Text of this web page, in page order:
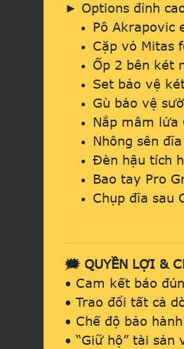
► Options đỉnh
Pô Akrapovic
Cặp vỏ Mitas
Ốp 2 bên két
Set bảo vệ
Gù bảo vệ
Nắp mâm lửa
Nhông sên đĩa
Đèn hậu tích
Bao tay Pro
Chụp đĩa sau
🗯️ QUYỀN LỢI &
• Cam kết báo
• Trao đổi tất cả
• Chế độ bảo
• “Giữ hộ” tài sản